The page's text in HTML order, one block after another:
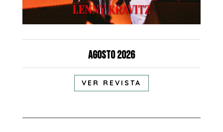
Agosto 2026
VER REVISTA